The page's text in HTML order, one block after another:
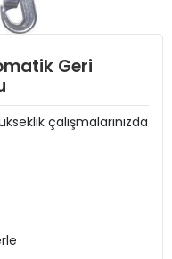
Geri
çalışmalarınızda